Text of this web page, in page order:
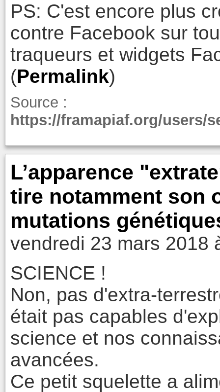
PS: C'est encore plus
contre Facebook sur
traqueurs et widgets
(Permalink)
Source :
https://framapiaf.org/users/
L’apparence
tire notamment son
mutations
vendredi 23 mars 2018
SCIENCE !
Non, pas d'extra-
était pas capables
science et nos
avancées.
Ce petit squelette a